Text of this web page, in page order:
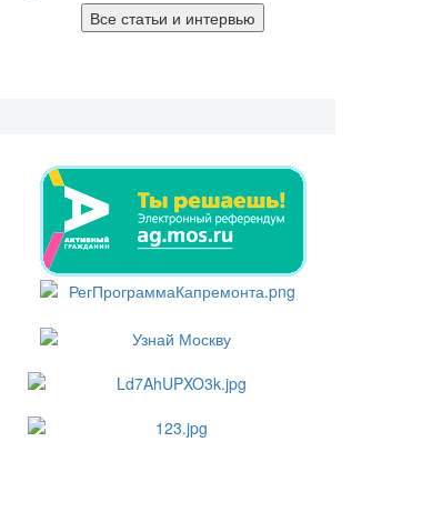
Все статьи и интервью